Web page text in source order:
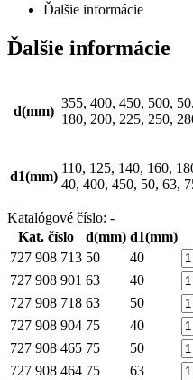
Ďalšie informácie
Ďalšie informácie
d(mm)
355, 400, 450, 500,
180, 200, 225, 250,
d1(mm)
110, 125, 140, 160,
40, 400, 450, 50, 63,
Katalógové číslo: -
Kat. číslo
d(mm) d1(mm)
727 908 713 50
40
727 908 901 63
40
727 908 718 63
50
727 908 904 75
40
727 908 465 75
50
727 908 464 75
63